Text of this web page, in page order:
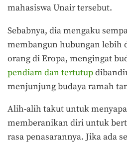
mahasiswa Unair tersebut.
Sebabnya, dia mengaku
membangun hubungan lebih
orang di Eropa, mengingat
pendiam dan tertutup
menjunjung budaya ramah
Alih-alih takut untuk
memberanikan diri untuk
rasa penasarannya. Jika ada